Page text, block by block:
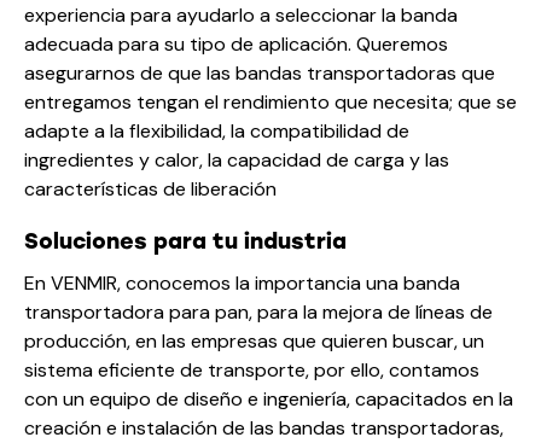
experiencia para ayudarlo a seleccionar la banda
adecuada para su tipo de aplicación. Queremos
asegurarnos de que las bandas transportadoras que
entregamos tengan el rendimiento que necesita; que se
adapte a la flexibilidad, la compatibilidad de
ingredientes y calor, la capacidad de carga y las
características de liberación
Soluciones para tu industria
En VENMIR, conocemos la importancia una banda
transportadora para pan, para la mejora de líneas de
producción, en las empresas que quieren buscar, un
sistema eficiente de transporte, por ello, contamos
con un equipo de diseño e ingeniería, capacitados en la
creación e instalación de las bandas transportadoras,